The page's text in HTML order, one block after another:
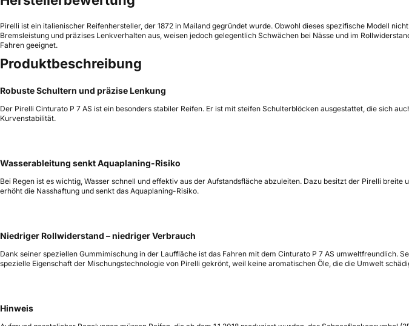
Pirelli ist ein italienischer Reifenhersteller, der 1872 in Mailand gegründet wurde. Obwohl dieses spezifische Modell
Bremsleistung und präzises Lenkverhalten aus, weisen jedoch gelegentlich Schwächen bei Nässe und im
Fahren geeignet.
Produktbeschreibung
Robuste Schultern und präzise Lenkung
Der Pirelli Cinturato P 7 AS ist ein besonders stabiler Reifen. Er ist mit steifen Schulterblöcken ausgestattet, die sich
Kurvenstabilität.
Wasserableitung senkt Aquaplaning-Risiko
Bei Regen ist es wichtig, Wasser schnell und effektiv aus der Aufstandsfläche abzuleiten. Dazu besitzt der Pirelli
erhöht die Nasshaftung und senkt das Aquaplaning-Risiko.
Niedriger Rollwiderstand – niedriger Verbrauch
Dank seiner speziellen Gummimischung in der Lauffläche ist das Fahren mit dem Cinturato P 7 AS
spezielle Eigenschaft der Mischungstechnologie von Pirelli gekrönt, weil keine aromatischen Öle, die die Umwelt
Hinweis